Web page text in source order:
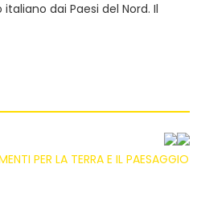
dai Paesi del Nord. Il